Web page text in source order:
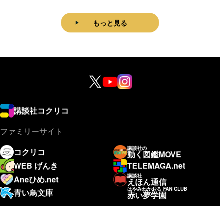
もっと見る
講談社コクリコ
ファミリーサイト
コクリコ
講談社の
動く図鑑MOVE
WEB げんき
TELEMAGA.net
Aneひめ.net
講談社
えほん通信
青い鳥文庫
はやみねかおる FAN CLUB
赤い夢学園